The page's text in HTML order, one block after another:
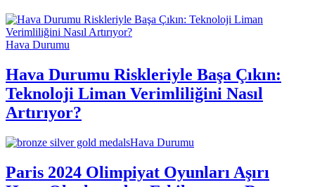
Hava Durumu
Hava Durumu Riskleriyle Başa Çıkın:
Teknoloji Liman Verimliliğini Nasıl
Artırıyor?
Hava Durumu
Paris 2024 Olimpiyat Oyunları Aşırı